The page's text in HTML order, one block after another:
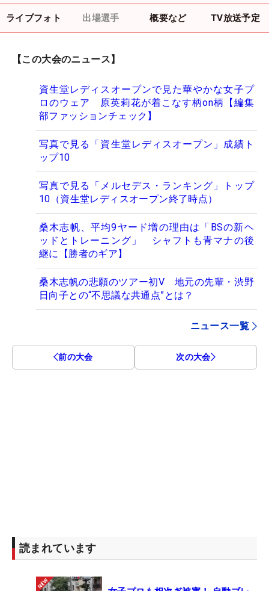
ライブフォト 出場選手 概要など TV放送予定
【この大会のニュース】
資生堂レディスオープンで見た華やかな女子プ
ロのウェア 原英莉花が着こなす柄on柄【編集
部ファッションチェック】
写真で見る「資生堂レディスオープン」成績ト
ップ10
写真で見る「メルセデス・ランキング」トップ
10（資生堂レディスオープン終了時点）
桑木志帆、平均9ヤード増の理由は「BSの新ヘ
ッドとトレーニング」 シャフトも青マナの後
継に【勝者のギア】
桑木志帆の悲願のツアー初V 地元の先輩・渋野
日向子との“不思議な共通点”とは？
ニュース一覧
前の大会 次の大会
読まれています